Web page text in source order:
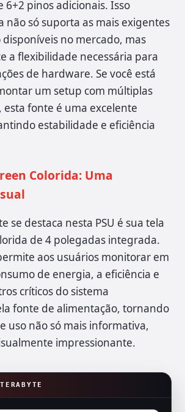
6+2 pinos adicionais. Isso
não só suporta as mais exigentes
disponíveis no mercado, mas
a flexibilidade necessária para
de hardware. Se você está
um setup com múltiplas
esta fonte é uma excelente
estabilidade e eficiência
Colorida: Uma
se destaca nesta PSU é sua tela
de 4 polegadas integrada.
aos usuários monitorar em
de energia, a eficiência e
críticos do sistema
fonte de alimentação, tornando
uso não só mais informativa,
impressionante.